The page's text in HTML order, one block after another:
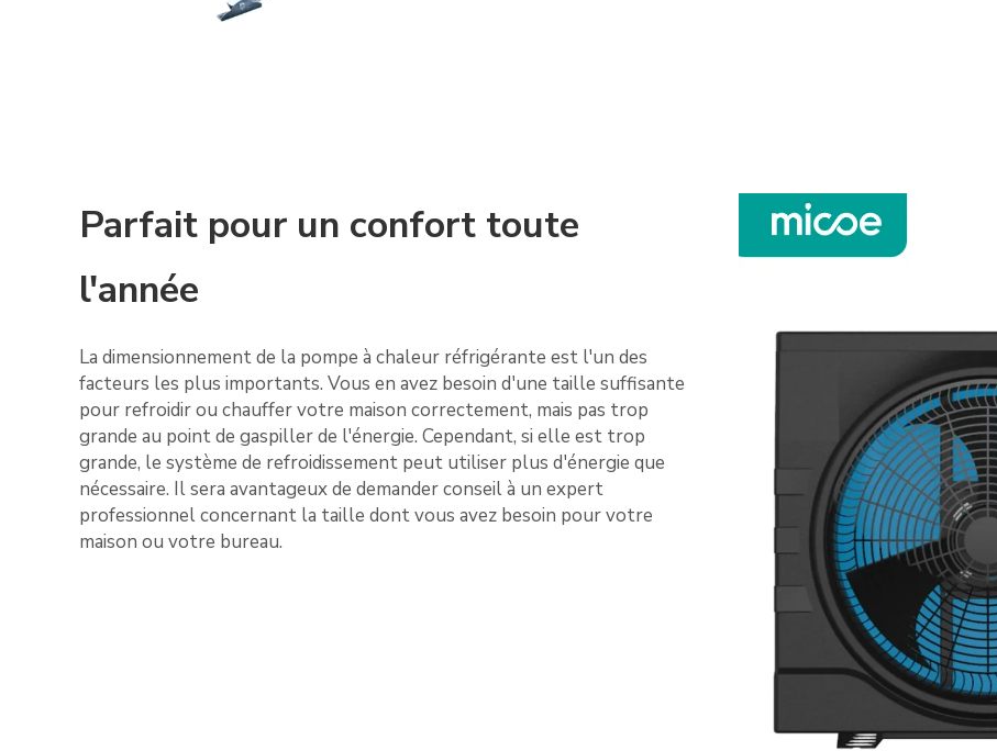
Parfait pour un confort toute
l'année
La dimensionnement de la pompe à chaleur réfrigérante est l'un des
facteurs les plus importants. Vous en avez besoin d'une taille suffisante
pour refroidir ou chauffer votre maison correctement, mais pas trop
grande au point de gaspiller de l'énergie. Cependant, si elle est trop
grande, le système de refroidissement peut utiliser plus d'énergie que
nécessaire. Il sera avantageux de demander conseil à un expert
professionnel concernant la taille dont vous avez besoin pour votre
maison ou votre bureau.